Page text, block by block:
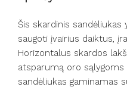
Šis skardinis
saugoti įvairius daiktus,
Horizontalus skardos
atsparumą oro
sandėliukas gaminamas